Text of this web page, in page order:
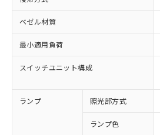
ベゼル材質
最小適用負荷
スイッチユニット構成
ランプ 照光部方式
ランプ色